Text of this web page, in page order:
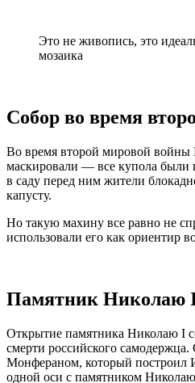
Это не живопись, это
мозаика
Собор во время
Во время второй мировой войны
маскировали — все купола
в саду перед ним жители
капусту.
Но такую махину все равно не
использовали его как ориентир
Памятник Николаю
Открытие памятника Николаю I
смерти российского
Монфераном, который построил
одной оси с памятником